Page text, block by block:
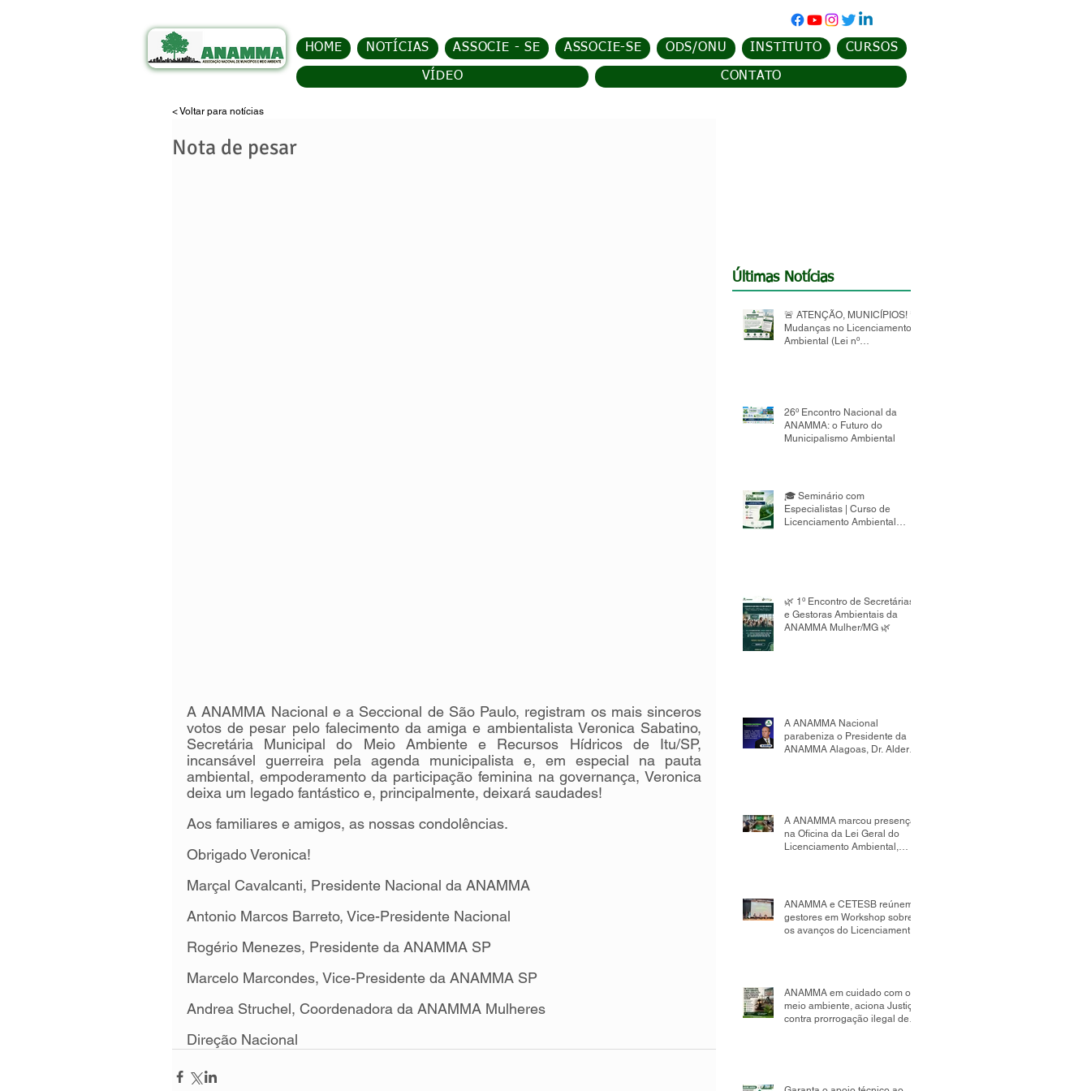
HOME NOTÍCIAS ASSOCIE - SE ASSOCIE-SE ODS/ONU INSTITUTO CURSOS
VÍDEO CONTATO
Nota de pesar
A ANAMMA Nacional e a Seccional de São Paulo, registram os mais sinceros
votos de pesar pelo falecimento da amiga e ambientalista Veronica Sabatino,
Secretária Municipal do Meio Ambiente e Recursos Hídricos de Itu/SP,
incansável guerreira pela agenda municipalista e, em especial na pauta
ambiental, empoderamento da participação feminina na governança, Veronica
deixa um legado fantástico e, principalmente, deixará saudades!
Aos familiares e amigos, as nossas condolências.
Obrigado Veronica!
Marçal Cavalcanti, Presidente Nacional da ANAMMA
Antonio Marcos Barreto, Vice-Presidente Nacional
Rogério Menezes, Presidente da ANAMMA SP
Marcelo Marcondes, Vice-Presidente da ANAMMA SP
Andrea Struchel, Coordenadora da ANAMMA Mulheres
Direção Nacional
< Voltar para notícias
Últimas Notícias
🚨 ATENÇÃO, MUNICÍPIOS! 🚨
Mudanças no Licenciamento
Ambiental (Lei nº
26º Encontro Nacional da
ANAMMA: o Futuro do
Municipalismo Ambiental
🎓 Seminário com
Especialistas | Curso de
Licenciamento Ambiental
🌿 1º Encontro de Secretárias
e Gestoras Ambientais da
ANAMMA Mulher/MG 🌿
A ANAMMA Nacional
parabeniza o Presidente da
ANAMMA Alagoas, Dr. Alder
A ANAMMA marcou presença
na Oficina da Lei Geral do
Licenciamento Ambiental,
com o fortalecimento da
gestão ambiental
ANAMMA e CETESB reúnem
gestores em Workshop sobre
os avanços do Licenciamento
ANAMMA em cuidado com o
meio ambiente, aciona Justiça
contra prorrogação ilegal de